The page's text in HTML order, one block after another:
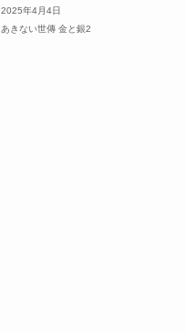
2025年4月4日
あきない世傳 金と銀2